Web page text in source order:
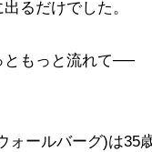
るだけでした。
ともっと流れて──
ォールバーグ)は35